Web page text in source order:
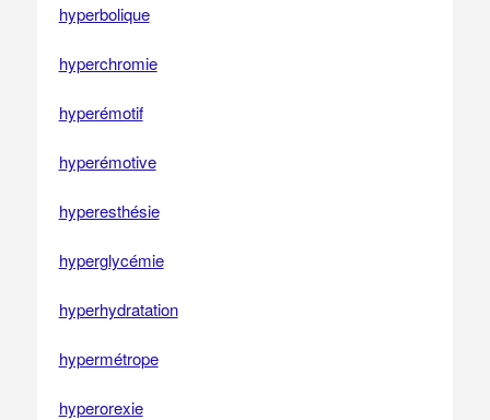
hyperbolique
hyperchromie
hyperémotif
hyperémotive
hyperesthésie
hyperglycémie
hyperhydratation
hypermétrope
hyperorexie